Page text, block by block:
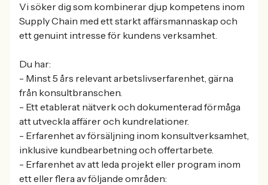
Vi söker dig som kombinerar djup kompetens inom
Supply Chain med ett starkt affärsmannaskap och
ett genuint intresse för kundens verksamhet.
Du har:
- Minst 5 års relevant arbetslivserfarenhet, gärna
från konsultbranschen.
- Ett etablerat nätverk och dokumenterad förmåga
att utveckla affärer och kundrelationer.
- Erfarenhet av försäljning inom konsultverksamhet,
inklusive kundbearbetning och offertarbete.
- Erfarenhet av att leda projekt eller program inom
ett eller flera av följande områden: